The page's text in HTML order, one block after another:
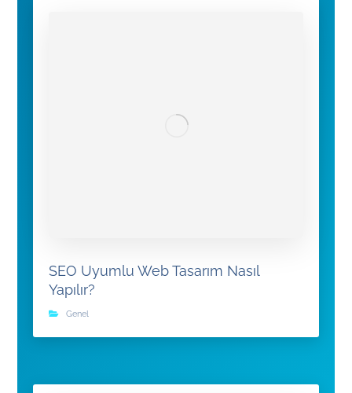
SEO Uyumlu Web Tasarım Nasıl
Yapılır?
Genel